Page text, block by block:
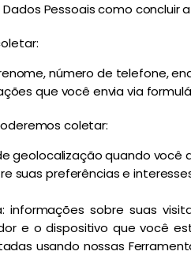
Pessoais como
número de telefone,
que você envia via
coletar:
geolocalização quando você
suas preferências e
informações sobre suas
e o dispositivo que você
usando nossas